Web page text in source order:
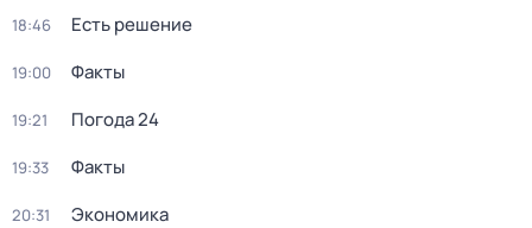
18:46 Есть решение
19:00 Факты
19:21 Погода 24
19:33 Факты
20:31 Экономика